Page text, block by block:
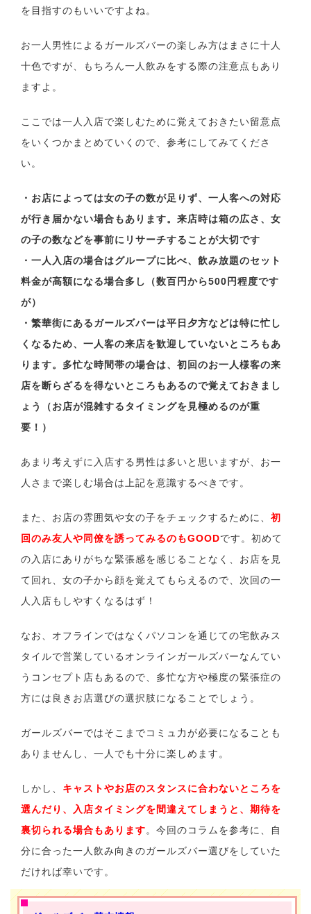
を目指すのもいいですよね。
お一人男性によるガールズバーの楽しみ方はまさに十人
十色ですが、もちろん一人飲みをする際の注意点もあり
ますよ。
ここでは一人入店で楽しむために覚えておきたい留意点
をいくつかまとめていくので、参考にしてみてくださ
い。
・お店によっては女の子の数が足りず、一人客への対応
が行き届かない場合もあります。来店時は箱の広さ、女
の子の数などを事前にリサーチすることが大切です
・一人入店の場合はグループに比べ、飲み放題のセット
料金が高額になる場合多し（数百円から500円程度です
が）
・繁華街にあるガールズバーは平日夕方などは特に忙し
くなるため、一人客の来店を歓迎していないところもあ
ります。多忙な時間帯の場合は、初回のお一人様客の来
店を断らざるを得ないところもあるので覚えておきまし
ょう（お店が混雑するタイミングを見極めるのが重
要！）
あまり考えずに入店する男性は多いと思いますが、お一
人さまで楽しむ場合は上記を意識するべきです。
また、お店の雰囲気や女の子をチェックするために、 初
回のみ友人や同僚を誘ってみるのもGOODです。初めて
の入店にありがちな緊張感を感じることなく、お店を見
て回れ、女の子から顔を覚えてもらえるので、次回の一
人入店もしやすくなるはず！
なお、オフラインではなくパソコンを通じての宅飲みス
タイルで営業しているオンラインガールズバーなんてい
うコンセプト店もあるので、多忙な方や極度の緊張症の
方には良きお店選びの選択肢になることでしょう。
ガールズバーではそこまでコミュ力が必要になることも
ありませんし、一人でも十分に楽しめます。
しかし、 キャストやお店のスタンスに合わないところを
選んだり、入店タイミングを間違えてしまうと、期待を
裏切られる場合もあります。今回のコラムを参考に、自
分に合った一人飲み向きのガールズバー選びをしていた
だければ幸いです。